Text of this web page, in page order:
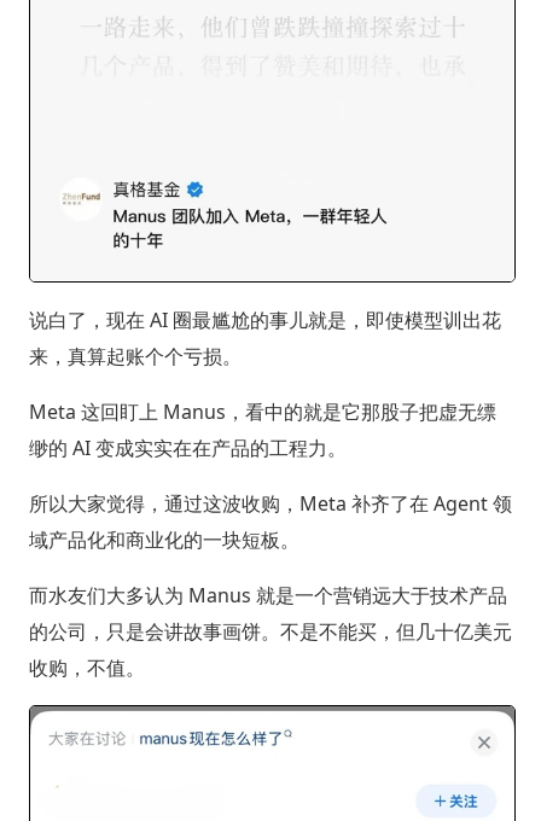
说白了，现在 AI 圈最尴尬的事儿就是，即使模型训出花
来，真算起账个个亏损。
Meta 这回盯上 Manus，看中的就是它那股子把虚无缥
缈的 AI 变成实实在在产品的工程力。
所以大家觉得，通过这波收购，Meta 补齐了在 Agent 领
域产品化和商业化的一块短板。
而水友们大多认为 Manus 就是一个营销远大于技术产品
的公司，只是会讲故事画饼。不是不能买，但几十亿美元
收购，不值。